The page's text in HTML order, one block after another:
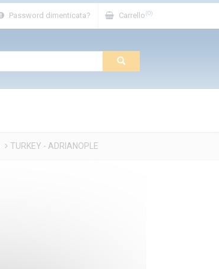
Password dimenticata? Carrello(0)
TURKEY - ADRIANOPLE